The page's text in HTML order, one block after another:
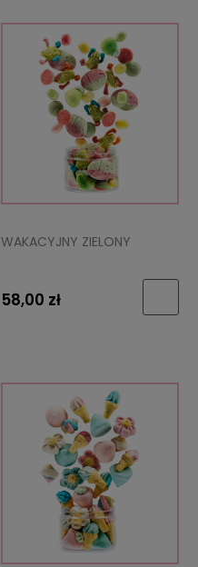
WAKACYJNY ZIELONY
58,00 zł